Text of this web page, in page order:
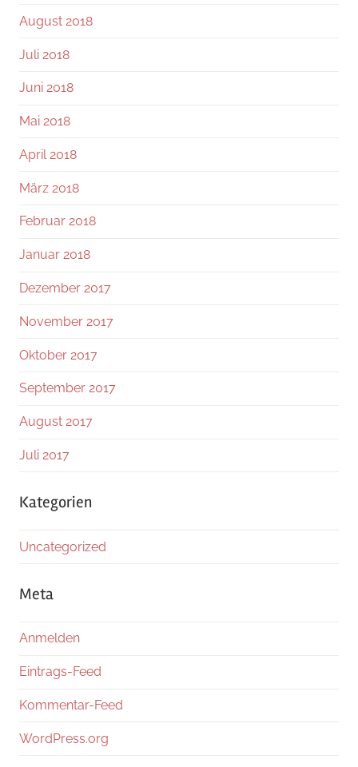
August 2018
Juli 2018
Juni 2018
Mai 2018
April 2018
März 2018
Februar 2018
Januar 2018
Dezember 2017
November 2017
Oktober 2017
September 2017
August 2017
Juli 2017
Kategorien
Uncategorized
Meta
Anmelden
Eintrags-Feed
Kommentar-Feed
WordPress.org